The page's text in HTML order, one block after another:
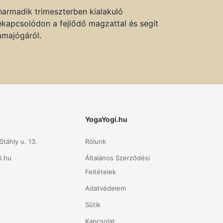
trimeszterben kialakuló
a fejlődő magzattal és segít
u. 13.
YogaYogi.hu
Rólunk
Általános Szerződési
Feltételek
Adatvédelem
Sütik
Kapcsolat